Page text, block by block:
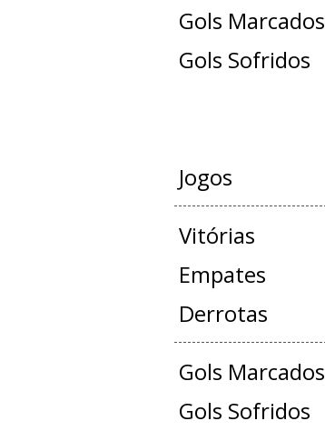
Gols Marcados
Gols Sofridos
Jogos
Vitórias
Empates
Derrotas
Gols Marcados
Gols Sofridos